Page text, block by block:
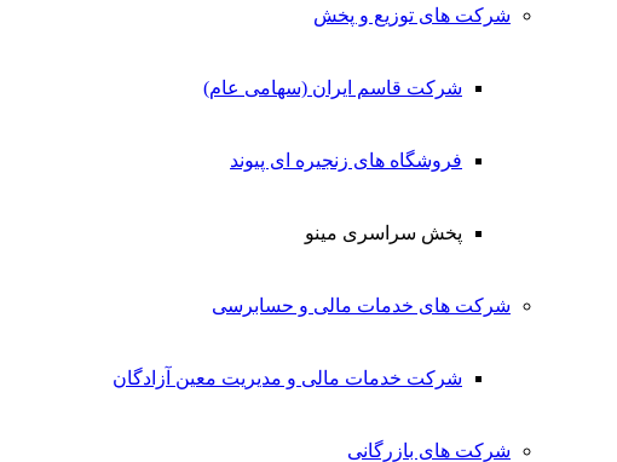
شرکت های توزیع و پخش
شرکت قاسم ایران (سهامی عام)
فروشگاه های زنجیره ای پیوند
پخش سراسری مینو
شرکت های خدمات مالی و حسابرسی
شرکت خدمات مالی و مدیریت معین آزادگان
شرکت های بازرگانی